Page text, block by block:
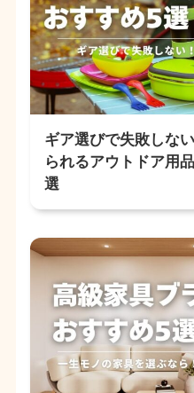
ギア選びで失敗しな
られるアウトドア用
選